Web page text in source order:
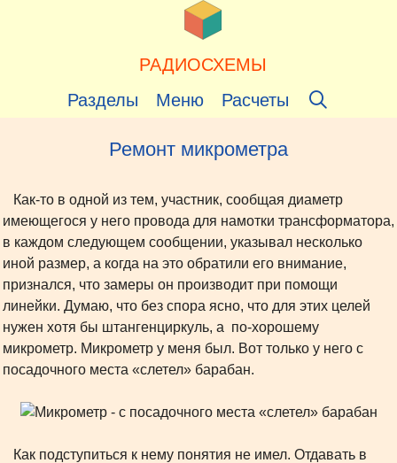
РАДИОСХЕМЫ
Разделы
Меню Расчеты
Ремонт микрометра
Как-то в одной из тем, участник, сообщая диаметр
имеющегося у него провода для намотки трансформатора,
в каждом следующем сообщении, указывал несколько
иной размер, а когда на это обратили его внимание,
признался, что замеры он производит при помощи
линейки. Думаю, что без спора ясно, что для этих целей
нужен хотя бы штангенциркуль, а по-хорошему
микрометр. Микрометр у меня был. Вот только у него с
посадочного места «слетел» барабан.
Как подступиться к нему понятия не имел. Отдавать в